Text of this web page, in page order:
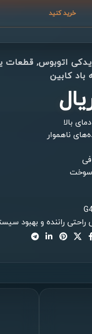
خرید کنید
اتوبوس, قطعات
کابین
بالا
ناهموار
سوخت
راننده و بهبود